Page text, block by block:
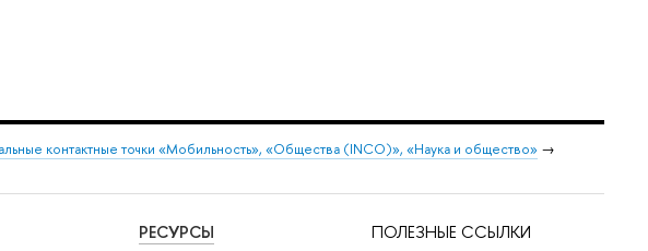
контактные точки «Мобильность», «Общества (INCO)», «Наука и общество» →
РЕСУРСЫ ПОЛЕЗНЫЕ ССЫЛКИ